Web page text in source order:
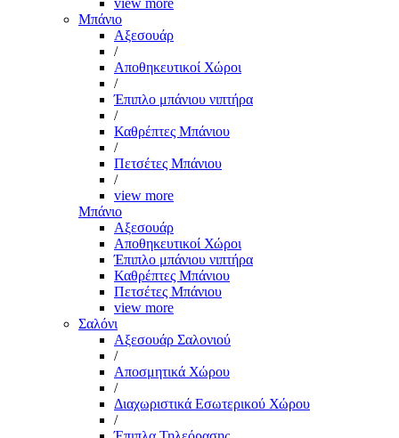
view more
Μπάνιο
Αξεσουάρ
/
Αποθηκευτικοί Χώροι
/
Έπιπλο μπάνιου νιπτήρα
/
Καθρέπτες Μπάνιου
/
Πετσέτες Μπάνιου
/
view more
Μπάνιο
Αξεσουάρ
Αποθηκευτικοί Χώροι
Έπιπλο μπάνιου νιπτήρα
Καθρέπτες Μπάνιου
Πετσέτες Μπάνιου
view more
Σαλόνι
Αξεσουάρ Σαλονιού
/
Αποσμητικά Χώρου
/
Διαχωριστικά Εσωτερικού Χώρου
/